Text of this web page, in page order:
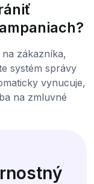
zákazníka,
systém správy
vynucuje,
na zmluvné